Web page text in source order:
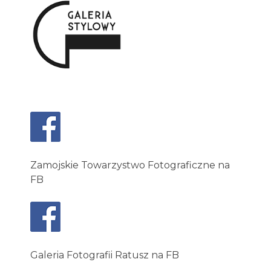
Zamojskie Towarzystwo Fotograficzne na
FB
Galeria Fotografii Ratusz na FB